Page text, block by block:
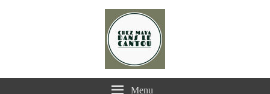
Chez Maya dans le Cantou
Menu